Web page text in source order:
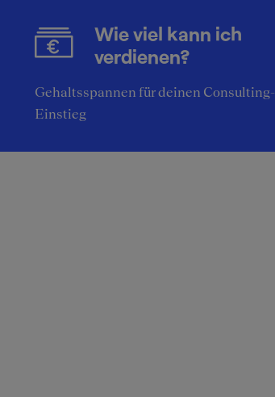
Wie viel kann ich
verdienen?
Gehaltsspannen für deinen Consulting-
Einstieg